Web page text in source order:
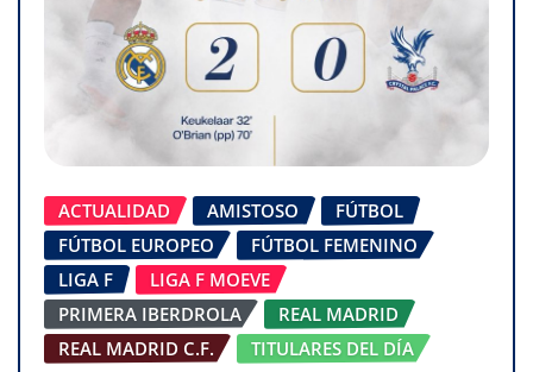
ACTUALIDAD AMISTOSO
FÚTBOL
FÚTBOL EUROPEO
FÚTBOL FEMENINO
LIGA F
LIGA F MOEVE
PRIMERA IBERDROLA
REAL MADRID
REAL MADRID C.F.
TITULARES DEL DÍA